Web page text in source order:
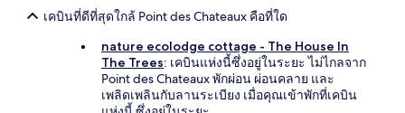
เคบินที่ดีที่สุดใกล้ Point des Chateaux คือที่ใด
nature ecolodge cottage - The House In
The Trees: เคบินแห่งนี้ซึ่งอยู่ในระยะ ไม่ไกลจาก
Point des Chateaux พักผ่อน ผ่อนคลาย และ
เพลิดเพลินกับลานระเบียง เมื่อคุณเข้าพักที่เคบิน